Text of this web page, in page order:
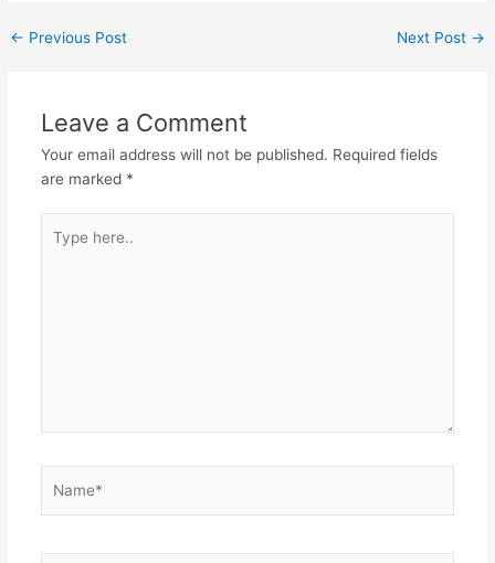
← Previous Post Next Post →
Leave a Comment
Your email address will not be published. Required fields
are marked *
here..